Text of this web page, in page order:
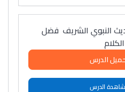
النبوي الشريف فضل
الدرس
الدرس